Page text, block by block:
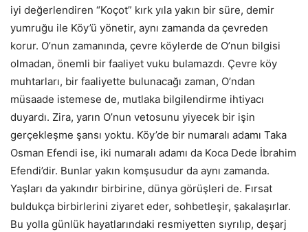
iyi değerlendiren “Koçot” kırk yıla yakın bir süre, demir
yumruğu ile Köy’ü yönetir, aynı zamanda da çevreden
korur. O’nun zamanında, çevre köylerde de O’nun bilgisi
olmadan, önemli bir faaliyet vuku bulamazdı. Çevre köy
muhtarları, bir faaliyette bulunacağı zaman, O’ndan
müsaade istemese de, mutlaka bilgilendirme ihtiyacı
duyardı. Zira, yarın O’nun vetosunu yiyecek bir işin
gerçekleşme şansı yoktu. Köy’de bir numaralı adamı Taka
Osman Efendi ise, iki numaralı adamı da Koca Dede İbrahim
Efendi’dir. Bunlar yakın komşusudur da aynı zamanda.
Yaşları da yakındır birbirine, dünya görüşleri de. Fırsat
buldukça birbirlerini ziyaret eder, sohbetleşir, şakalaşırlar.
Bu yolla günlük hayatlarındaki resmiyetten sıyrılıp, deşarj